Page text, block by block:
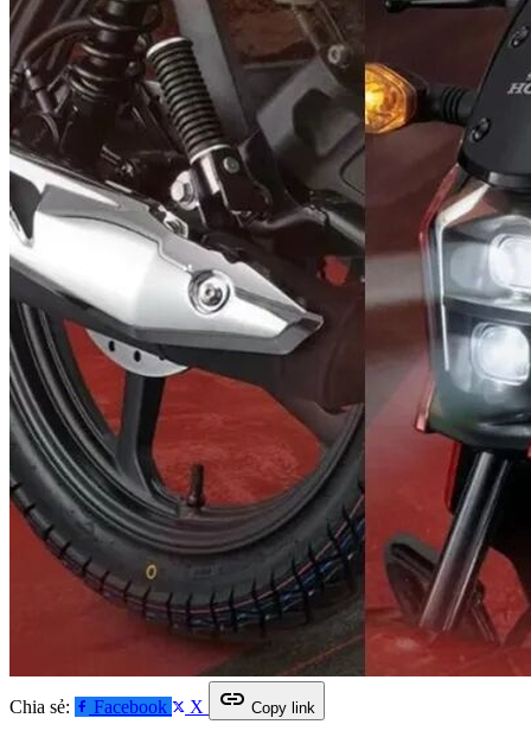
Chia sẻ: Facebook X link Copy link